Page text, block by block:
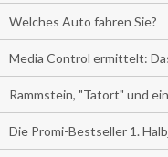
Welches Auto fahren Sie?
Media Control ermittelt:
Rammstein, "Tatort" und
Die Promi-Bestseller 1.